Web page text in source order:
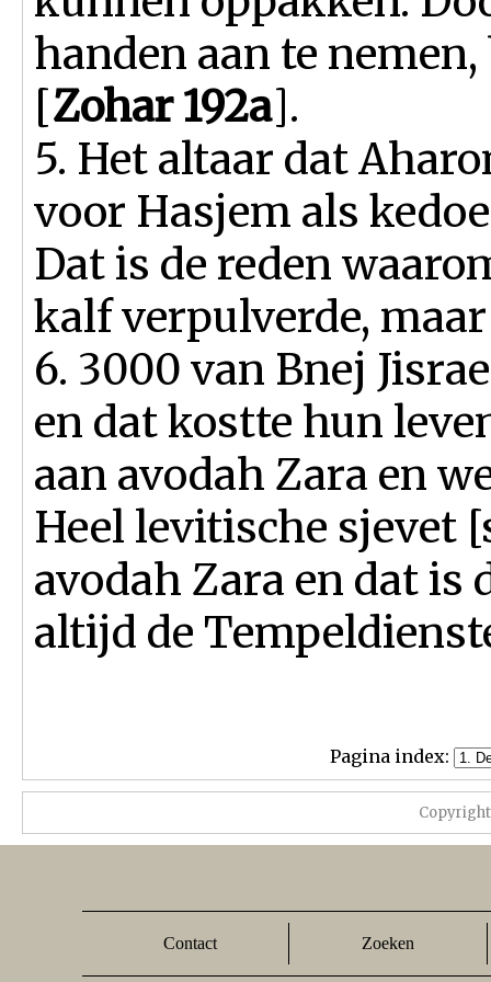
handen aan te
[Zohar 192a].
5. Het altaar dat
voor Hasjem als
Dat is de reden
kalf verpulverde,
6. 3000 van Bnej
en dat kostte hun
aan avodah Zara en
Heel levitische sjevet
avodah Zara en dat is
altijd de
Pagina index:
Contact Zoeken